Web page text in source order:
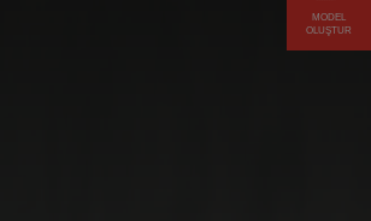
MODEL
OLUŞTUR